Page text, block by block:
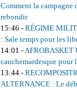
Comment la campagne
rebondir
15:46 - RÉGIME
: Sale temps pour les
14:01 -AFROBASKET
cauchemardesque pour
13:44 -
ALTERNANCE : Le